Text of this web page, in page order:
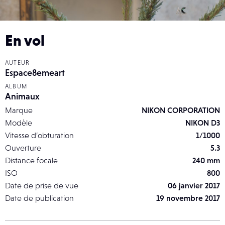
En vol
AUTEUR
Espace8emeart
ALBUM
Animaux
Marque
NIKON CORPORATION
Modèle
NIKON D3
Vitesse d’obturation
1/1000
Ouverture
5.3
Distance focale
240 mm
ISO
800
Date de prise de vue
06 janvier 2017
Date de publication
19 novembre 2017